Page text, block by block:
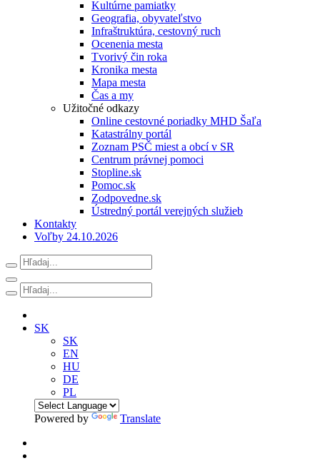
Kultúrne pamiatky
Geografia, obyvateľstvo
Infraštruktúra, cestovný ruch
Ocenenia mesta
Tvorivý čin roka
Kronika mesta
Mapa mesta
Čas a my
Užitočné odkazy
Online cestovné poriadky MHD Šaľa
Katastrálny portál
Zoznam PSČ miest a obcí v SR
Centrum právnej pomoci
Stopline.sk
Pomoc.sk
Zodpovedne.sk
Ústredný portál verejných služieb
Kontakty
Voľby 24.10.2026
SK
SK
EN
HU
DE
PL
Powered by Translate